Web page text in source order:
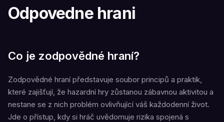
Odpovedne hrani
Co je zodpovědné hraní?
Zodpovědné hraní představuje soubor principů a praktik,
které zajišťují, že hazardní hry zůstanou zábavnou aktivitou a
nestane se z nich problém ovlivňující váš každodenní život.
Jde o přístup, kdy si hráč uvědomuje rizika spojená s